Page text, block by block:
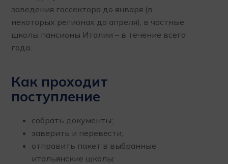
заведения госсектора до января (в
некоторых регионах до апреля), в частные
школы пансионы Италии – в течение всего
года.
Как проходит
поступление
собрать документы;
заверить и перевести;
отправить пакет в выбранные
итальянские школы;